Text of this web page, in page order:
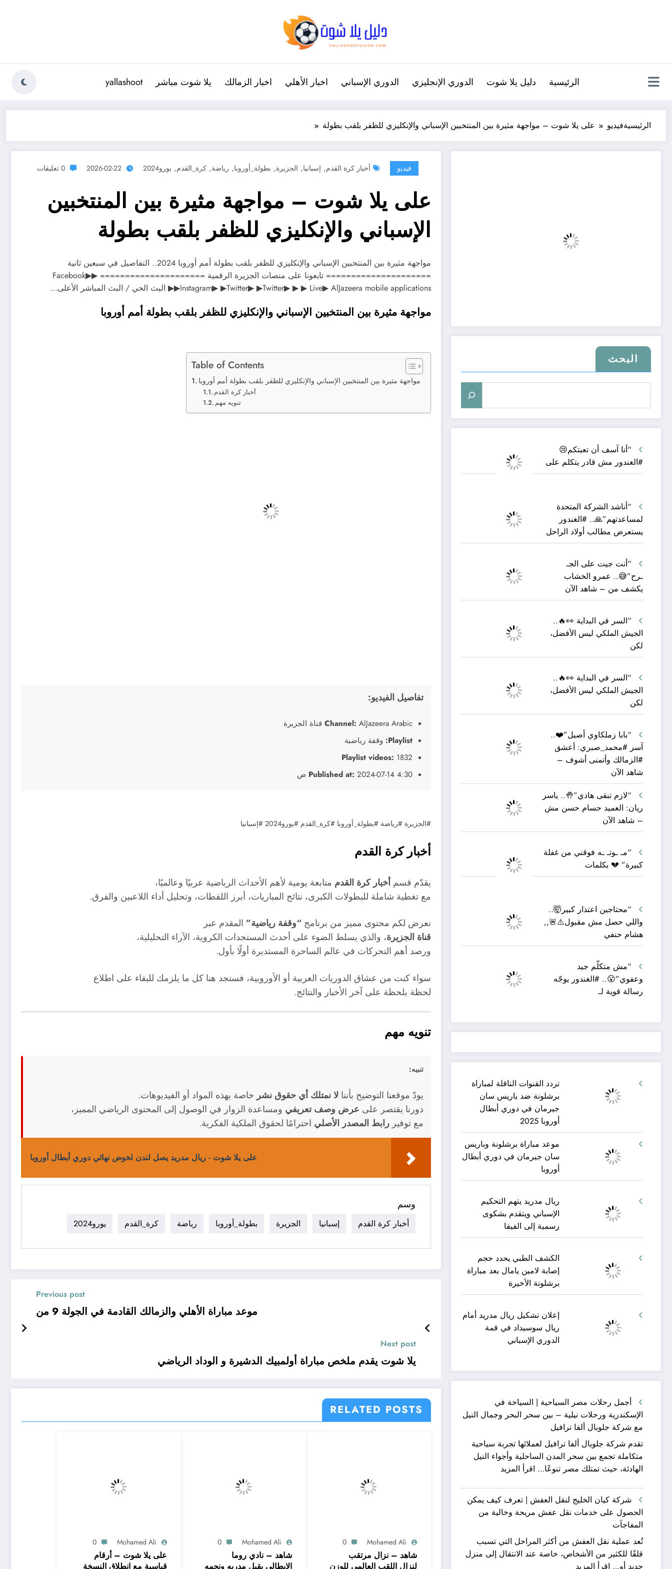
الرئيسية دليل يلا شوت الدوري الإنجليزي الدوري الإسباني اخبار الأهلي اخبار الزمالك يلا شوت مباشر yallashoot
الرئيسيةفيديو على يلا شوت – مواجهة مثيرة بين المنتخبين الإسباني والإنكليزي للظفر بلقب بطولة
البحث
“أنا آسف أن تعبتكم😢
#الغندور مش قادر يتكلم على
“أناشد الشركة المتحدة
لمساعدتهم”🙏.. #الغندور
يستعرض مطالب أولاد الراحل
“أنت جيت على الجـ
ـرح”😅.. عمرو الخشاب
يكشف من – شاهد الآن
“السر في البداية 👀🔥..
الجيش الملكي ليس الأفضل،
لكن
“السر في البداية 👀🔥..
الجيش الملكي ليس الأفضل،
لكن
“بابا زملكاوي أصيل”❤️..
آسر #محمد_صبري: أعشق
#الزمالك وأتمنى أشوف –
شاهد الآن
“لازم تبقى هادي”🤚.. ياسر
ريان: العميد حسام حسن مش
– شاهد الآن
“مـ ـوتـ ـه فوقني من غفلة
كبيرة” 💔 بكلمات
“محتاجين اعتذار كبير🤯..
واللي حصل مش مقبول⚠️🚨,,
هشام حنفي
“مش متكلّم جيد
وعفوي”😮.. #الغندور يوجّه
رسالة قوية لـ
تردد القنوات الناقلة لمباراة
برشلونة ضد باريس سان
جيرمان في دوري أبطال
أوروبا 2025
موعد مباراة برشلونة وباريس
سان جيرمان في دوري أبطال
أوروبا
ريال مدريد يتهم التحكيم
الإسباني ويتقدم بشكوى
رسمية إلى الفيفا
الكشف الطبي يحدد حجم
إصابة لامين يامال بعد مباراة
برشلونة الأخيرة
إعلان تشكيل ريال مدريد أمام
ريال سوسيداد في قمة
الدوري الإسباني
أجمل رحلات مصر السياحية | السياحة في
الإسكندرية ورحلات نيلية – بين سحر البحر وجمال النيل
مع شركة جلوبال ألفا ترافيل
تقدم شركة جلوبال ألفا ترافيل لعملائها تجربة سياحية
متكاملة تجمع بين سحر المدن الساحلية وأجواء النيل
الهادئة، حيث تمتلك مصر تنوعًا… اقرأ المزيد
مصر
السياحية
السياحة
في
شركة كيان الخليج لنقل العفش | تعرف كيف يمكن
الحصول على خدمات نقل عفش مريحة وخالية من
المفاجآت
تُعد عملية نقل العفش من أكثر المراحل التي تسبب
قلقًا للكثير من الأشخاص، خاصة عند الانتقال إلى منزل
جديد أو… اقرأ المزيد
فيديو أخبار كرة القدم, إسبانيا, الجزيرة, بطولة_أوروبا, رياضة,كرة_القدم, يورو2024 2026-02-22 0 تعليقات
على يلا شوت – مواجهة مثيرة بين المنتخبين
الإسباني والإنكليزي للظفر بلقب بطولة
مواجهة مثيرة بين المنتخبين الإسباني والإنكليزي للظفر بلقب بطولة أمم أوروبا 2024.. التفاصيل في سبعين ثانية
===================== تابعونا على منصات الجزيرة الرقمية ===================== ▶Facebook▶
▶Instagram▶ ▶Twitter▶ ▶Twitter▶ ▶ ▶ Live▶ AlJazeera mobile applications▶ البث الحي / البث المباشر الأعلى…
مواجهة مثيرة بين المنتخبين الإسباني والإنكليزي للظفر بلقب بطولة أمم أوروبا
Table of Contents
مواجهة مثيرة بين المنتخبين الإسباني والإنكليزي للظفر بلقب بطولة أمم أوروبا
أخبار كرة القدم
تنويه مهم
تفاصيل الفيديو:
Channel: AlJazeera Arabic قناة الجزيرة
Playlist: وقفة رياضية
Playlist videos: 1832
Published at: 2024-07-14 4:30 ص
#الجزيرة #رياضة #بطولة_أوروبا #كرة_القدم #يورو2024 #إسبانيا
أخبار كرة القدم
يقدّم قسمأخبار كرة القدم متابعة يومية لأهم الأحداث الرياضية عربيًا وعالميًا،
مع تغطية شاملة للبطولات الكبرى، نتائج المباريات، أبرز اللقطات، وتحليل أداء اللاعبين والفرق.
نعرض لكم محتوى مميز من برنامج “وقفة رياضية” المقدم عبر
قناة الجزيرة، والذي يسلط الضوء على أحدث المستجدات الكروية، الآراء التحليلية،
ورصد أهم التحركات في عالم الساحرة المستديرة أولًا بأول.
سواء كنت من عشاق الدوريات العربية أو الأوروبية، فستجد هنا كل ما يلزمك للبقاء على اطلاع
لحظة بلحظة على آخر الأخبار والنتائج.
تنويه مهم
تنبيه:
يودّ موقعنا التوضيح بأننالا نمتلك أي حقوق نشر خاصة بهذه المواد أو الفيديوهات.
دورنا يقتصر على عرض وصف تعريفي ومساعدة الزوار في الوصول إلى المحتوى الرياضي المميز،
مع توفيررابط المصدر الأصلي احترامًا لحقوق الملكية الفكرية.
على يلا شوت - ريال مدريد يصل لندن لخوض نهائي دوري أبطال أوروبا
وسم
أخبار كرة القدم إسبانيا الجزيرة بطولة_أوروبا رياضة كرة_القدم يورو2024
Previous post
موعد مباراة الأهلي والزمالك القادمة في الجولة 9 من
Next post
يلا شوت يقدم ملخص مباراة أولمبيك الدشيرة و الوداد الرياضي
RELATED POSTS
Mohamed Ali
0
شاهد – نزال مرتقب
لنزال اللقب العالمي للوزن
Mohamed Ali
0
شاهد – نادي روما
الإيطالي يقيل مدربه ونجمه
Mohamed Ali
0
على يلا شوت – أرقام
قياسية مع انطلاق النسخة